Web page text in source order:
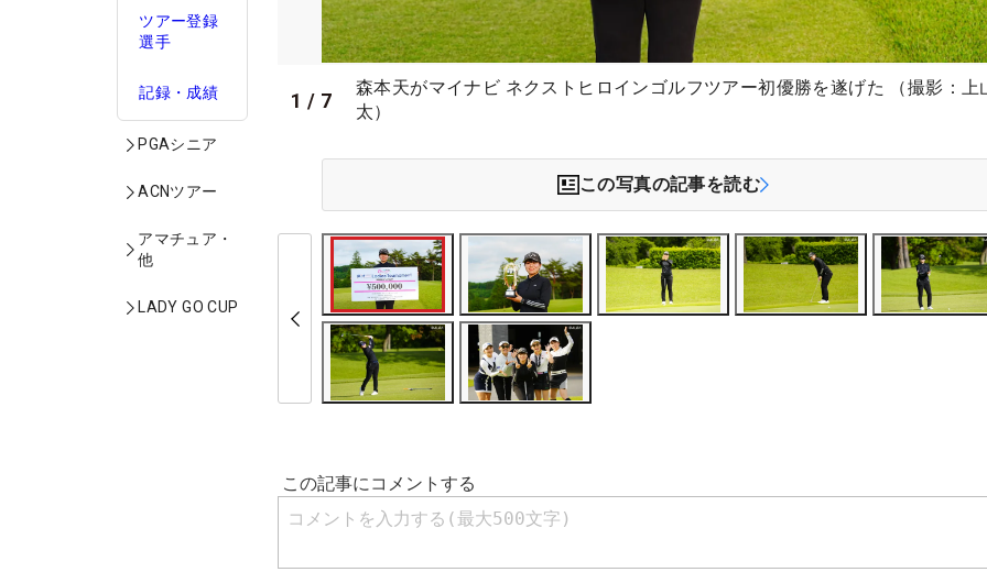
ツアー登録
選手
記録・成績
PGAシニア
ACNツアー
アマチュア・
他
LADY GO CUP
1 / 7
森本天がマイナビ ネクストヒロインゴルフツアー初優勝を遂げた （撮影：上
太）
この写真の記事を読む